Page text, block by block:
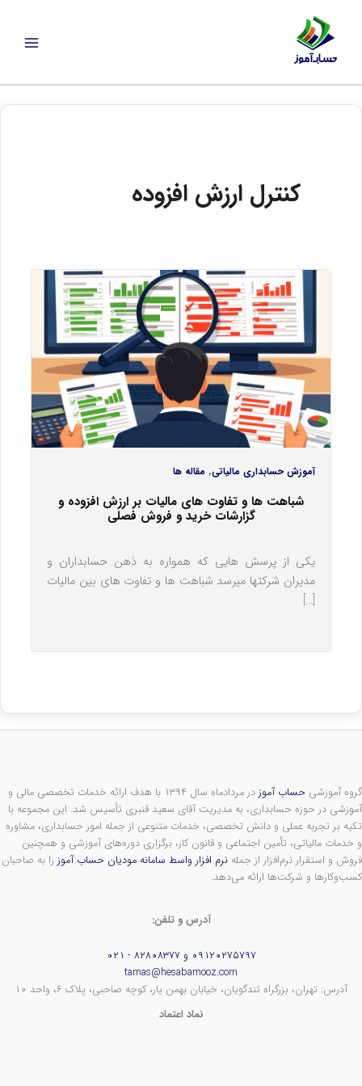
کنترل ارزش افزوده
آموزش حسابداری مالیاتی, مقاله ها
شباهت ها و تفاوت های مالیات بر ارزش افزوده و
گزارشات خرید و فروش فصلی
یکی از پرسش هایی که همواره به ذهن حسابداران و
مدیران شرکتها میرسد شباهت ها و تفاوت های بین مالیات
[…]
گروه آموزشی حساب آموز
در مردادماه سال ۱۳۹۴ با هدف ارائه خدمات تخصصی مالی و
آموزشی در حوزه حسابداری، به مدیریت آقای سعید قنبری تأسیس شد. این مجموعه با
تکیه بر تجربه عملی و دانش تخصصی، خدمات متنوعی از جمله امور حسابداری، مشاوره
و خدمات مالیاتی، تأمین اجتماعی و قانون کار، برگزاری دوره‌های آموزشی و همچنین
فروش و استقرار نرم‌افزار از جمله نرم افزار واسط سامانه مودیان حساب آموز را به صاحبان
کسب‌وکارها و شرکت‌ها ارائه می‌دهد.
آدرس و تلفن:
۰۹۱۲۰۲۷۵۷۹۷ و ۸۲۸۰۸۳۷۷ - ۰۲۱
tamas@hesabamooz.com
آدرس: تهران، بزرگراه تندگویان، خیابان بهمن یار، کوچه صاحبی، پلاک ۶، واحد ۱۰
نماد اعتماد